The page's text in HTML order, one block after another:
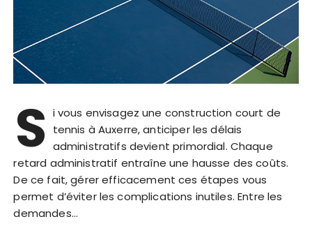
S i vous envisagez une construction court de
tennis à Auxerre, anticiper les délais
administratifs devient primordial. Chaque
retard administratif entraîne une hausse des coûts.
De ce fait, gérer efficacement ces étapes vous
permet d’éviter les complications inutiles. Entre les
demandes…